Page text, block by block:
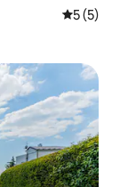
Note
5 (5)